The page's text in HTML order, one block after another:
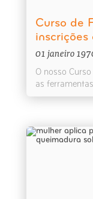
Curso de
01 janeiro
O nosso
as